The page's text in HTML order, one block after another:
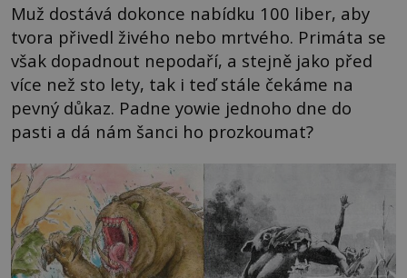
Muž dostává dokonce nabídku 100 liber, aby
tvora přivedl živého nebo mrtvého. Primáta se
však dopadnout nepodaří, a stejně jako před
více než sto lety, tak i teď stále čekáme na
pevný důkaz. Padne yowie jednoho dne do
pasti a dá nám šanci ho prozkoumat?